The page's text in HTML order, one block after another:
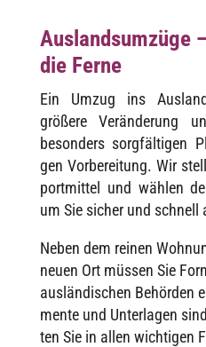
Auslandsumzüge
die Ferne
Ein Umzug ins
größere Verän­de­rung
beson­ders sorg­fäl­ti­gen
gen Vorbe­rei­tung. Wir
port­mit­tel und wählen
um Sie sicher und schnell
Neben dem reinen
neuen Ort müssen Sie
auslän­di­schen Behör­den
mente und Unter­la­gen
ten Sie in allen wich­ti­gen